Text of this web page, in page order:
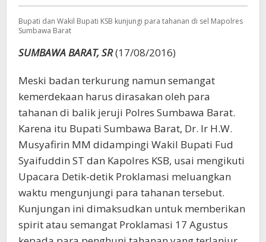
Bupati dan Wakil Bupati KSB kunjungi para tahanan di sel Mapolres
Sumbawa Barat
SUMBAWA BARAT, SR(17/08/2016)
Meski badan terkurung namun semangat
kemerdekaan harus dirasakan oleh para
tahanan di balik jeruji Polres Sumbawa Barat.
Karena itu Bupati Sumbawa Barat, Dr. Ir H.W.
Musyafirin MM didampingi Wakil Bupati Fud
Syaifuddin ST dan Kapolres KSB, usai mengikuti
Upacara Detik-detik Proklamasi meluangkan
waktu mengunjungi para tahanan tersebut.
Kunjungan ini dimaksudkan untuk memberikan
spirit atau semangat Proklamasi 17 Agustus